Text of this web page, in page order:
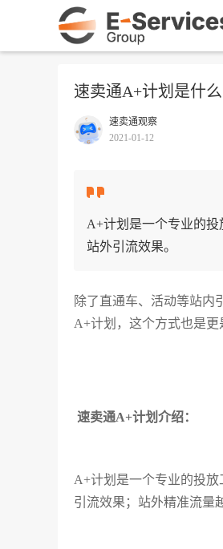
速卖通A+计划是什
速卖通观察
2021-01-12
A+计划是一个专业的
站外引流效果。
除了直通车、活动等站内
A+计划，这个方式也是更
速卖通A+计划介绍：
A+计划是一个专业的投
引流效果；站外精准流量